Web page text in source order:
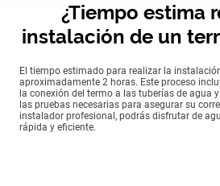
¿Tiempo estima
instalación de un
El tiempo estimado para realizar la
aproximadamente 2 horas. Este proceso
la conexión del termo a las tuberías de agua
las pruebas necesarias para asegurar su
instalador profesional, podrás disfrutar de
rápida y eficiente.